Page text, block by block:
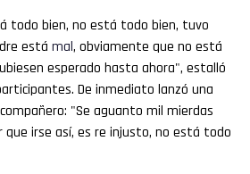
todo bien, no está todo bien, tuvo
está mal, obviamente que no está
esperado hasta ahora", estalló
De inmediato lanzó una
"Se aguanto mil mierdas
irse así, es re injusto, no está todo